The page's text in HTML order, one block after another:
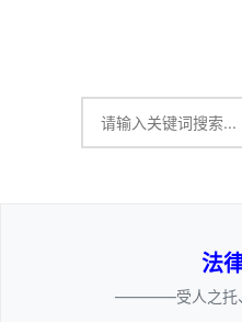
法
————受人之托